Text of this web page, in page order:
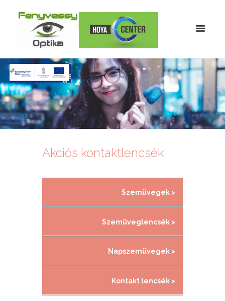
Akciós kontaktlencsék
Szemüvegek >
Szemüveglencsék >
Napszemüvegek >
Kontakt lencsék >